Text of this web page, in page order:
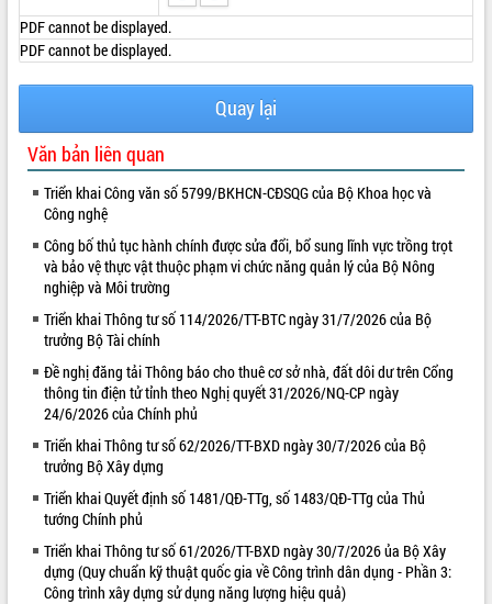
VIDEO
Không có file video nào để phát.
ALBUM ẢNH
PDF cannot be displayed.
PDF cannot be displayed.
Quay lại
Văn bản liên quan
Triển khai Công văn số 5799/BKHCN-CĐSQG của Bộ Khoa học và
Công nghệ
Công bố thủ tục hành chính được sửa đổi, bổ sung lĩnh vực trồng trọt
và bảo vệ thực vật thuộc phạm vi chức năng quản lý của Bộ Nông
nghiệp và Môi trường
Triển khai Thông tư số 114/2026/TT-BTC ngày 31/7/2026 của Bộ
trưởng Bộ Tài chính
Đề nghị đăng tải Thông báo cho thuê cơ sở nhà, đất dôi dư trên Cổng
thông tin điện tử tỉnh theo Nghị quyết 31/2026/NQ-CP ngày
24/6/2026 của Chính phủ
Triển khai Thông tư số 62/2026/TT-BXD ngày 30/7/2026 của Bộ
trưởng Bộ Xây dựng
Triển khai Quyết định số 1481/QĐ-TTg, số 1483/QĐ-TTg của Thủ
tướng Chính phủ
Triển khai Thông tư số 61/2026/TT-BXD ngày 30/7/2026 ủa Bộ Xây
dựng (Quy chuẩn kỹ thuật quốc gia về Công trình dân dụng - Phần 3:
Công trình xây dựng sử dụng năng lượng hiệu quả)